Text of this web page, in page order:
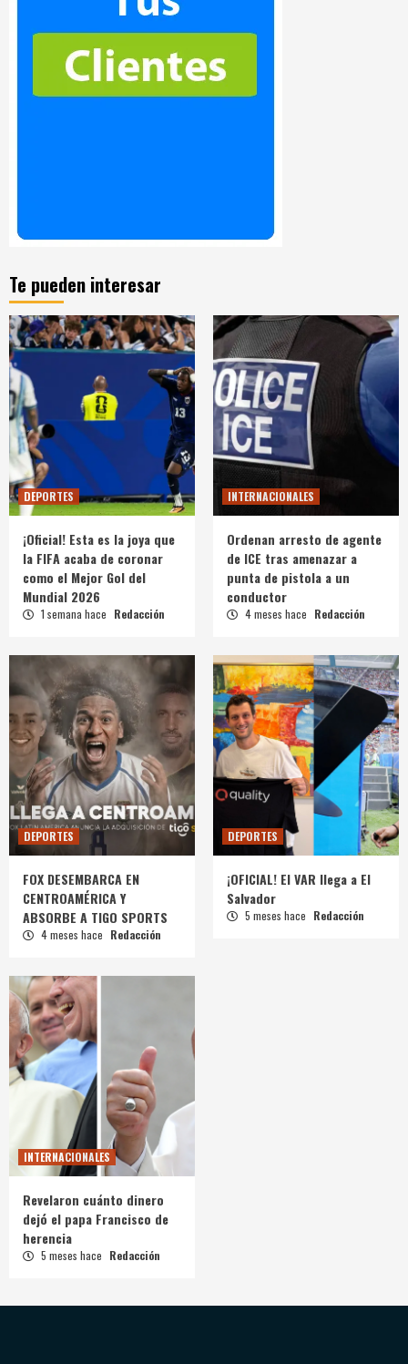
Te pueden interesar
DEPORTES
¡Oficial! Esta es la joya que
la FIFA acaba de coronar
como el Mejor Gol del
Mundial 2026
1 semana hace Redacción
INTERNACIONALES
Ordenan arresto de agente
de ICE tras amenazar a
punta de pistola a un
conductor
4 meses hace Redacción
DEPORTES
FOX DESEMBARCA EN
CENTROAMÉRICA Y
ABSORBE A TIGO SPORTS
4 meses hace Redacción
DEPORTES
¡OFICIAL! El VAR llega a El
Salvador
5 meses hace Redacción
INTERNACIONALES
Revelaron cuánto dinero
dejó el papa Francisco de
herencia
5 meses hace Redacción